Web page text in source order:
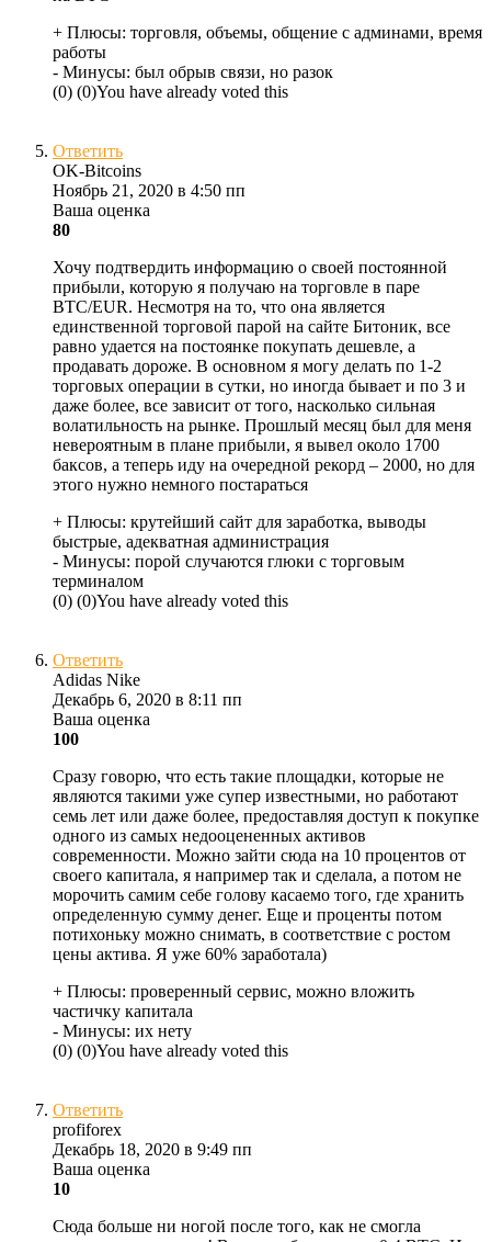
+ Плюсы: торговля, объемы, общение с админами, время
работы
- Минусы: был обрыв связи, но разок
(0) (0)You have already voted this
Ответить
OK-Bitcoins
Ноябрь 21, 2020 в 4:50 пп
Ваша оценка
80
Хочу подтвердить информацию о своей постоянной
прибыли, которую я получаю на торговле в паре
BTC/EUR. Несмотря на то, что она является
единственной торговой парой на сайте Битоник, все
равно удается на постоянке покупать дешевле, а
продавать дороже. В основном я могу делать по 1-2
торговых операции в сутки, но иногда бывает и по 3 и
даже более, все зависит от того, насколько сильная
волатильность на рынке. Прошлый месяц был для меня
невероятным в плане прибыли, я вывел около 1700
баксов, а теперь иду на очередной рекорд – 2000, но для
этого нужно немного постараться
+ Плюсы: крутейший сайт для заработка, выводы
быстрые, адекватная администрация
- Минусы: порой случаются глюки с торговым
терминалом
(0) (0)You have already voted this
Ответить
Adidas Nike
Декабрь 6, 2020 в 8:11 пп
Ваша оценка
100
Сразу говорю, что есть такие площадки, которые не
являются такими уже супер известными, но работают
семь лет или даже более, предоставляя доступ к покупке
одного из самых недооцененных активов
современности. Можно зайти сюда на 10 процентов от
своего капитала, я например так и сделала, а потом не
морочить самим себе голову касаемо того, где хранить
определенную сумму денег. Еще и проценты потом
потихоньку можно снимать, в соответствие с ростом
цены актива. Я уже 60% заработала)
+ Плюсы: проверенный сервис, можно вложить
частичку капитала
- Минусы: их нету
(0) (0)You have already voted this
Ответить
profiforex
Декабрь 18, 2020 в 9:49 пп
Ваша оценка
10
Сюда больше ни ногой после того, как не смогла